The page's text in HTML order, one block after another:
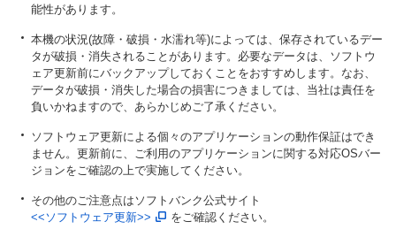
能性があります。
本機の状況(故障・破損・水濡れ等)によっては、保存されているデー
タが破損・消失されることがあります。必要なデータは、ソフトウ
ェア更新前にバックアップしておくことをおすすめします。なお、
データが破損・消失した場合の損害につきましては、当社は責任を
負いかねますので、あらかじめご了承ください。
ソフトウェア更新による個々のアプリケーションの動作保証はでき
ません。更新前に、ご利用のアプリケーションに関する対応OSバー
ジョンをご確認の上で実施してください。
その他のご注意点はソフトバンク公式サイト
<<ソフトウェア更新>>
をご確認ください。